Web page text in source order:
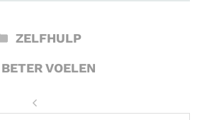
CATEGORIEËN
ZELFHULP
TAGS
BETER VOELEN